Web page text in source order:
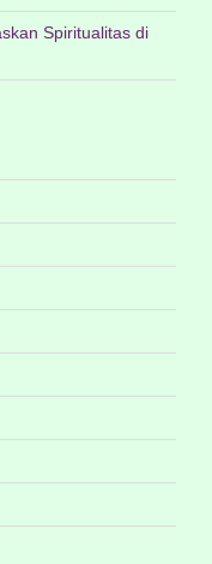
Spiritualitas di